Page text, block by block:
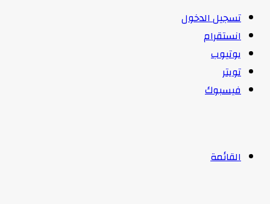
تسجيل الدخول
انستقرام
يوتيوب
تويتر
فيسبوك
القائمة